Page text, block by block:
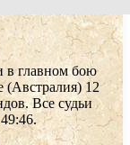
в главном бою
(Австралия) 12
Все судьи